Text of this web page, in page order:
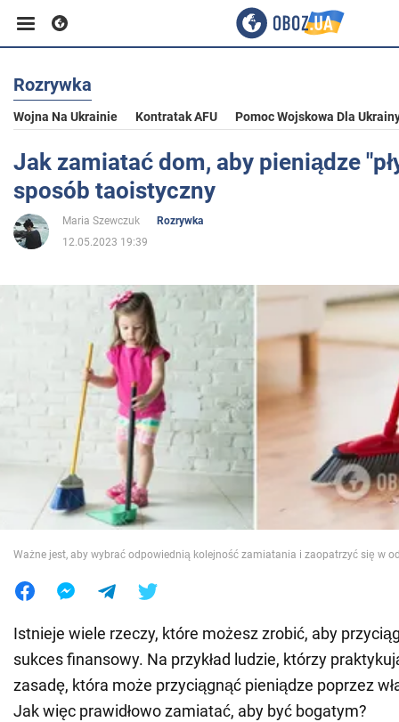
Biznes
Sport
Rozrywka
Społeczeństwo
Wojna na Ukrainie
Świat
Jedzenie
Rozrywka
Wojna Na Ukrainie Kontratak AFU Pomoc Wojskowa Dla
Jak zamiatać dom, aby pieniądze
sposób taoistyczny
Maria Szewczuk
Rozrywka
12.05.2023 19:39
Ważne jest, aby wybrać odpowiednią kolejność zamiatania i zaopatrzyć się w
Istnieje wiele rzeczy, które możesz zrobić, aby
sukces finansowy. Na przykład ludzie, którzy
zasadę, która może przyciągnąć pieniądze poprzez
Jak więc prawidłowo zamiatać, aby być bogatym?